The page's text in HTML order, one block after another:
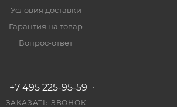
Условия доставки
Гарантия на товар
Вопрос-ответ
+7 495 225-95-59
ЗАКАЗАТЬ ЗВОНОК